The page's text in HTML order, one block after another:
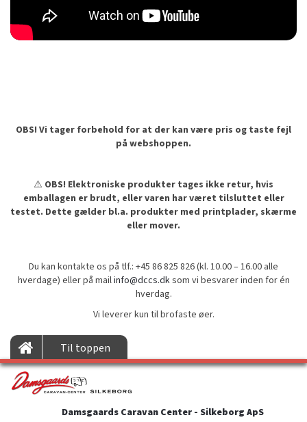
OBS! Vi tager forbehold for at der kan være pris og taste fejl
på webshoppen.
⚠️ OBS! Elektroniske produkter tages ikke retur, hvis
emballagen er brudt, eller varen har været tilsluttet eller
testet. Dette gælder bl.a. produkter med printplader, skærme
eller mover.
Du kan kontakte os på tlf.: +45 86 825 826 (kl. 10.00 – 16.00 alle
hverdage) eller på mailinfo@dccs.dksom vi besvarer inden for én
hverdag.
Vi leverer kun til brofaste øer.
Til toppen
Damsgaards Caravan Center - Silkeborg ApS